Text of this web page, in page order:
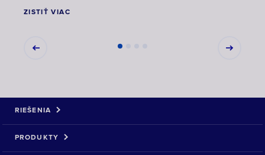
ZISTIŤ VIAC
RIEŠENIA
PRODUKTY